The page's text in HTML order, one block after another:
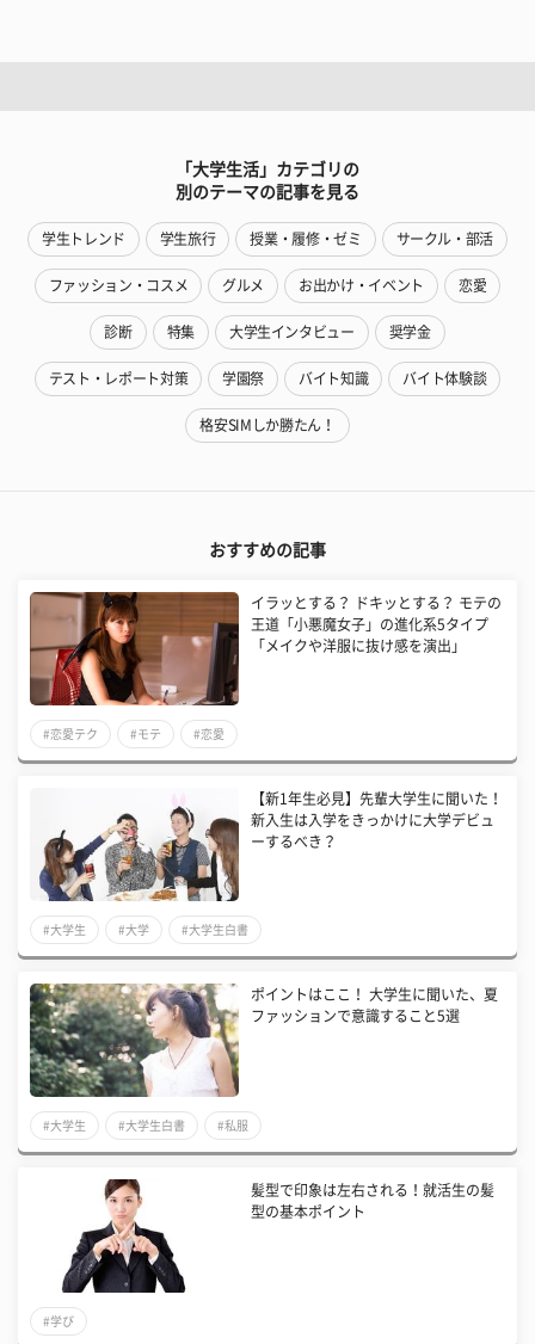
「大学生活」カテゴリの
別のテーマの記事を見る
学生トレンド 学生旅行 授業・履修・ゼミ サークル・部活
ファッション・コスメ グルメ お出かけ・イベント 恋愛
診断 特集 大学生インタビュー 奨学金
テスト・レポート対策 学園祭 バイト知識 バイト体験談
格安SIMしか勝たん！
おすすめの記事
イラッとする？ ドキッとする？ モテの
王道「小悪魔女子」の進化系5タイプ
「メイクや洋服に抜け感を演出」
#恋愛テク #モテ #恋愛
【新1年生必見】先輩大学生に聞いた！
新入生は入学をきっかけに大学デビュ
ーするべき？
#大学生 #大学 #大学生白書
ポイントはここ！ 大学生に聞いた、夏
ファッションで意識すること5選
#大学生 #大学生白書 #私服
髪型で印象は左右される！就活生の髪
型の基本ポイント
#学び